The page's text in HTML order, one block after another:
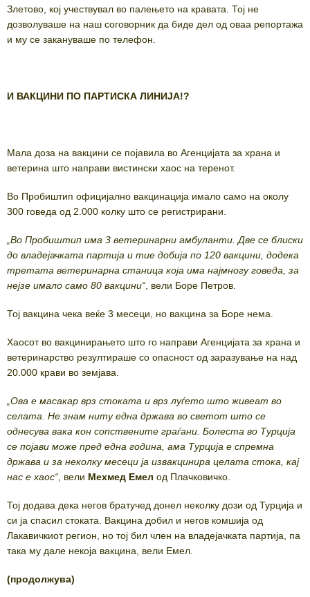
Злетово, кој учествувал во палењето на кравата. Тој не
дозволуваше на наш соговорник да биде дел од оваа репортажа
и му се закануваше по телефон.
И ВАКЦИНИ ПО ПАРТИСКА ЛИНИЈА!?
Мала доза на вакцини се појавила во Агенцијата за храна и
ветерина што направи вистински хаос на теренот.
Во Пробиштип официјално вакцинација имало само на околу
300 говеда од 2.000 колку што се регистрирани.
„Во Пробиштип има 3 ветеринарни амбуланти. Две се блиски
до владејачката партија и тие добија по 120 вакцини, додека
третата ветеринарна станица која има најмногу говеда, за
нејзе имало само 80 вакцини“ , вели Боре Петров.
Тој вакцина чека веќе 3 месеци, но вакцина за Боре нема.
Хаосот во вакцинирањето што го направи Агенцијата за храна и
ветеринарство резултираше со опасност од заразување на над
20.000 крави во земјава.
„Ова е масакар врз стоката и врз луѓето што живеат во
селата. Не знам ниту една држава во светот што се
однесува вака кон сопствените граѓани. Болеста во Турција
се појави може пред една година, ама Турција е спремна
држава и за неколку месеци ја извакцинира целата стока, кај
нас е хаос“ , вели Мехмед Емел од Плачковичко.
Тој додава дека негов братучед донел неколку дози од Турција и
си ја спасил стоката. Вакцина добил и негов комшија од
Лакавичкиот регион, но тој бил член на владејачката партија, па
така му дале некоја вакцина, вели Емел.
(продолжува)